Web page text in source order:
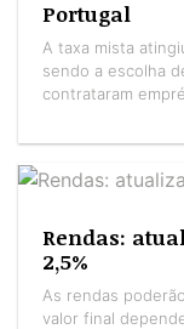
Portugal
A taxa mista
sendo a escolha
contrataram
Rendas:
2,5%
As rendas
valor final